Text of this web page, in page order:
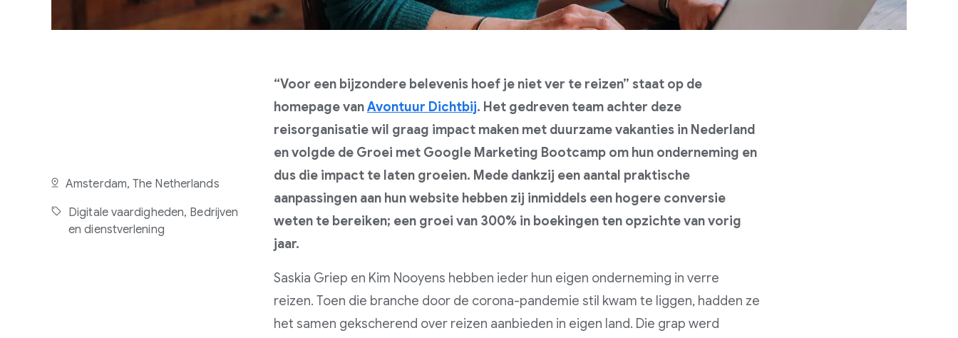
Amsterdam, The Netherlands
Digitale vaardigheden, Bedrijven
en dienstverlening
“Voor een bijzondere belevenis hoef je niet ver te reizen” staat op de
homepage vanAvontuur Dichtbij. Het gedreven team achter deze
reisorganisatie wil graag impact maken met duurzame vakanties in Nederland
en volgde de Groei met Google Marketing Bootcamp om hun onderneming en
dus die impact te laten groeien. Mede dankzij een aantal praktische
aanpassingen aan hun website hebben zij inmiddels een hogere conversie
weten te bereiken; een groei van 300% in boekingen ten opzichte van vorig
jaar.
Saskia Griep en Kim Nooyens hebben ieder hun eigen onderneming in verre
reizen. Toen die branche door de corona-pandemie stil kwam te liggen, hadden ze
het samen gekscherend over reizen aanbieden in eigen land. Die grap werd